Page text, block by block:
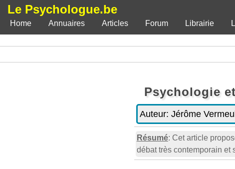
Le Psychologue.be
Home
Annuaires Articles Forum Librairie
Psychologie
Auteur: Jérôme
Résumé: Cet article
débat très contemporain et